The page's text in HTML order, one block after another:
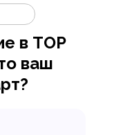
в TOP
ваш